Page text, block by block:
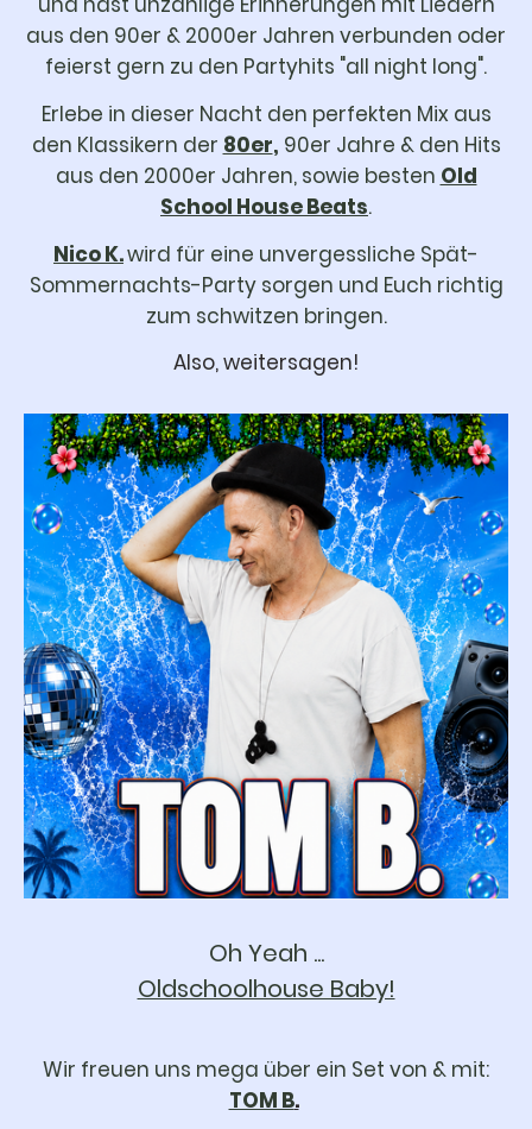
aus den 90er & 2000er Jahren verbunden oder
feierst gern zu den Partyhits "all night long".
Erlebe in dieser Nacht den perfekten Mix aus
den Klassikern der 80er, 90er Jahre & den Hits
aus den 2000er Jahren, sowie besten Old
School House Beats.
Nico K.wird für eine unvergessliche Spät-
Sommernachts-Party sorgen und Euch richtig
zum schwitzen bringen.
Also, weitersagen!
Oh Yeah ...
Oldschoolhouse Baby!
Wir freuen uns mega über ein Set von & mit:
TOM B.